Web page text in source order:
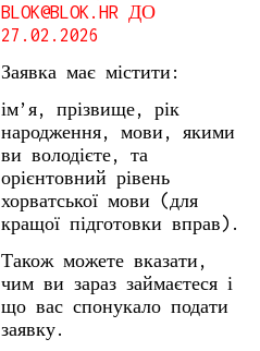
BLOK@BLOK.HR ДО
27.02.2026
Заявка має містити:
ім’я, прізвище, рік
народження, мови, якими
ви володієте, та
орієнтовний рівень
хорватської мови (для
кращої підготовки вправ).
Також можете вказати,
чим ви зараз займаєтеся і
що вас спонукало подати
заявку.